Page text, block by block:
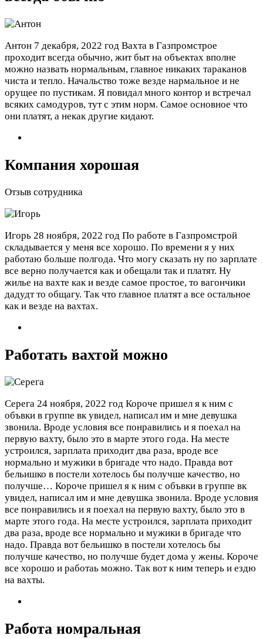
Антон 7 декабря, 2022 год Вахта в Газпромстрое
проходит всегда обычно, жит быт на объектах вполне
можно назвать нормальным, главное никаких тараканов
чиста и тепло. Начальство тоже везде нармальное и не
орущее по пустикам. Я повидал много контор и встречал
всяких самодуров, тут с этим норм. Самое основное что
они платят, а некак другие кидают.
Компания хорошая
Отзыв сотрудника
Игорь 28 ноября, 2022 год По работе в Газпромстрой
складывается у меня все хорошо. По времени я у них
работаю больше полгода. Что могу сказать ну по зарплате
все верно получается как и обещали так и платят. Ну
жилье на вахте как и везде самое простое, то вагончики
дадудт то общагу. Так что главное платят а все остальное
как и везде на вахтах.
Работать вахтой можно
Серега 24 ноября, 2022 год Короче пришел я к ним с
объвки в группе вк увидел, написал им и мне девушка
звонила. Вроде условия все понравились и я поехал на
первую вахту, было это в марте этого года. На месте
устроился, зарплата приходит два раза, вроде все
нормально и мужики в бригаде что надо. Правда вот
бельишко в постели хотелось бы получше качество, но
получше… Короче пришел я к ним с объвки в группе вк
увидел, написал им и мне девушка звонила. Вроде условия
все понравились и я поехал на первую вахту, было это в
марте этого года. На месте устроился, зарплата приходит
два раза, вроде все нормально и мужики в бригаде что
надо. Правда вот бельишко в постели хотелось бы
получше качество, но получше будет дома у жены. Короче
все хорошо и работаь можно. Так вот к ним теперь и ездю
на вахты.
Работа номральная